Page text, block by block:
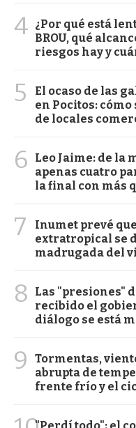
4 ¿Por qué está
BROU, qué
riesgos hay y
5
El ocaso de las
en Pocitos:
de locales
6
Leo Jaime: de la
apenas cuatro
la final con más
7
Inumet prevé
extratropical se
madrugada del
8
Las "presiones"
recibido el
diálogo se está
9
Tormentas,
abrupta de
frente frío y el